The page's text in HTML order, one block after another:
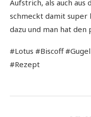
Aufstrich, als auch aus
schmeckt damit super
dazu und man hat
#Lotus #Biscoff
#Rezept